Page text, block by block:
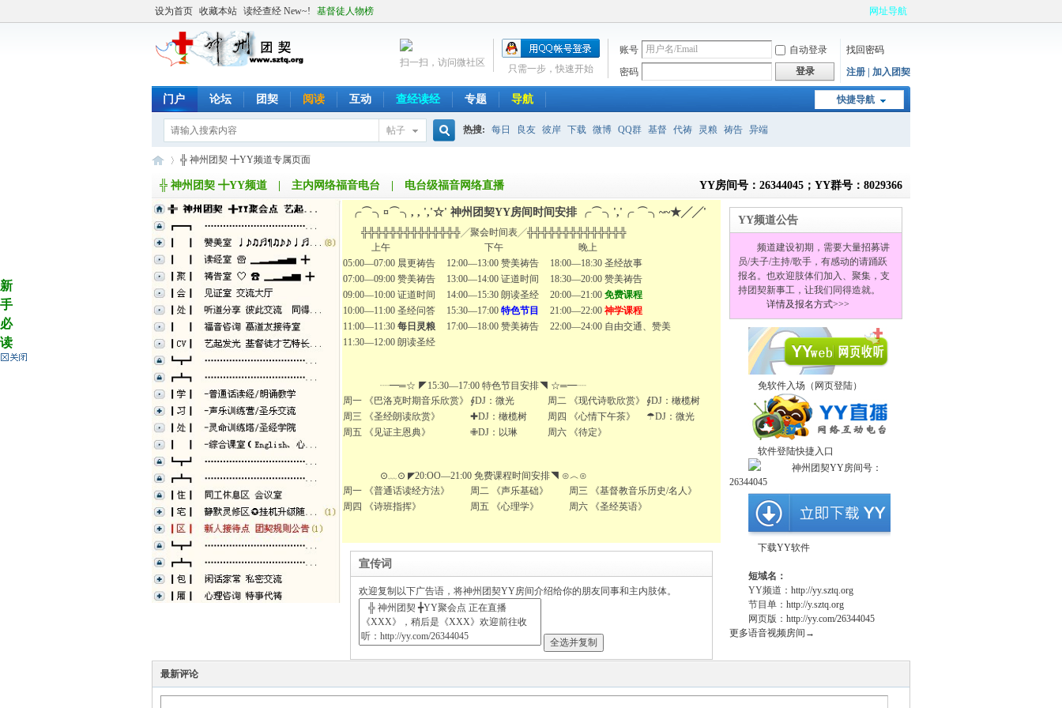
设为首页 收藏本站 读经查经 New~! 基督徒人物榜 网址导航
账号 自动登录
找回密码
密码
登录 注册 | 加入团契
只需一步，快速开始
扫一扫，访问微社区
快捷导航
门户 论坛 团契 阅读 互动 查经读经 专题 导航
帖子 热搜: 每日 良友 彼岸 下载 微博 QQ群 基督 代祷 灵粮 祷告 异端
╬
神
州
›
╬ 神州团契 ╋YY频道专属页面
╬ 神州团契 ╋YY频道 | 主内网络福音电台 | 电台级福音网络直播 YY房间号：26344045；YY群号：8029366
╭⌒╮¤⌒╮, , ','☆' 神州团契YY房间时间安排 ╭⌒╮','╭ ⌒╮~~★╱╱'
╬╬╬╬╬╬╬╬╬╬╬╬╬╬╱聚会时间表╱╬╬╬╬╬╬╬╬╬╬╬╬╬╬
上午
下午
晚上
05:00—07:00 晨更祷告
12:00—13:00 赞美祷告
18:00—18:30 圣经故事
07:00—09:00 赞美祷告
13:00—14:00 证道时间
18:30—20:00 赞美祷告
09:00—10:00 证道时间
14:00—15:30 朗读圣经 20:00—21:00 免费课程
10:00—11:00 圣经问答
15:30—17:00 特色节目 21:00—22:00 神学课程
11:00—11:30 每日灵粮 17:00—18:00 赞美祷告
22:00—24:00 自由交通、赞美
11:30—12:00 朗读圣经
┈━═☆ ◤15:30—17:00 特色节目安排◥ ☆═━┈
周一 《巴洛克时期音乐欣赏》
∮DJ：微光 周二 《现代诗歌欣赏》
∮DJ：橄榄树
周三 《圣经朗读欣赏》
✚DJ：橄榄树 周四 《心情下午茶》
☂DJ：微光
周五 《见证主恩典》
✙DJ：以琳 周六 《待定》
⊙﹏⊙ ◤20:OO—21:00 免费课程时间安排◥ ⊙︿⊙
周一 《普通话读经方法》
周二 《声乐基础》
周三 《基督教音乐历史/名人》
周四 《诗班指挥》
周五 《心理学》 周六 《圣经英语》
宣传词
欢迎复制以下广告语，将神州团契YY房间介绍给你的朋友同事和主内肢体。
YY频道公告
频道建设初期，需要大量招募讲
员/夫子/主持/歌手，有感动的请踊跃
报名。也欢迎肢体们加入、聚集，支
持团契新事工，让我们同得造就。
详情及报名方式>>>
免软件入场（网页登陆）
软件登陆快捷入口
神州团契YY房间号：
26344045
下载YY软件
短域名：
YY频道： http://yy.sztq.org
节目单： http://y.sztq.org
网页版： http://yy.com/26344045
更多语音视频房间→
最新评论
新
手
必
读